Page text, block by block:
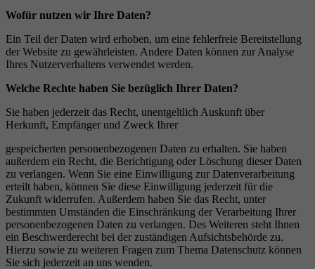
Wofür nutzen wir Ihre Daten?
Ein Teil der Daten wird erhoben, um eine fehlerfreie Bereitstellung
der Website zu gewährleisten. Andere Daten können zur Analyse
Ihres Nutzerverhaltens verwendet werden.
Welche Rechte haben Sie bezüglich Ihrer Daten?
Sie haben jederzeit das Recht, unentgeltlich Auskunft über
Herkunft, Empfänger und Zweck Ihrer
gespeicherten personenbezogenen Daten zu erhalten. Sie haben
außerdem ein Recht, die Berichtigung oder Löschung dieser Daten
zu verlangen. Wenn Sie eine Einwilligung zur Datenverarbeitung
erteilt haben, können Sie diese Einwilligung jederzeit für die
Zukunft widerrufen. Außerdem haben Sie das Recht, unter
bestimmten Umständen die Einschränkung der Verarbeitung Ihrer
personenbezogenen Daten zu verlangen. Des Weiteren steht Ihnen
ein Beschwerderecht bei der zuständigen Aufsichtsbehörde zu.
Hierzu sowie zu weiteren Fragen zum Thema Datenschutz können
Sie sich jederzeit an uns wenden.